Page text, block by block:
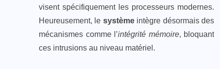
visent spécifiquement les processeurs modernes.
Heureusement, le systèmeintègre désormais des
mécanismes comme l’intégrité mémoire, bloquant
ces intrusions au niveau matériel.